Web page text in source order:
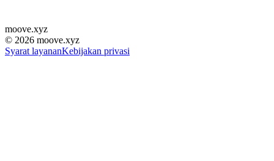
moove.xyz
© 2026 moove.xyz
Syarat layananKebijakan privasi